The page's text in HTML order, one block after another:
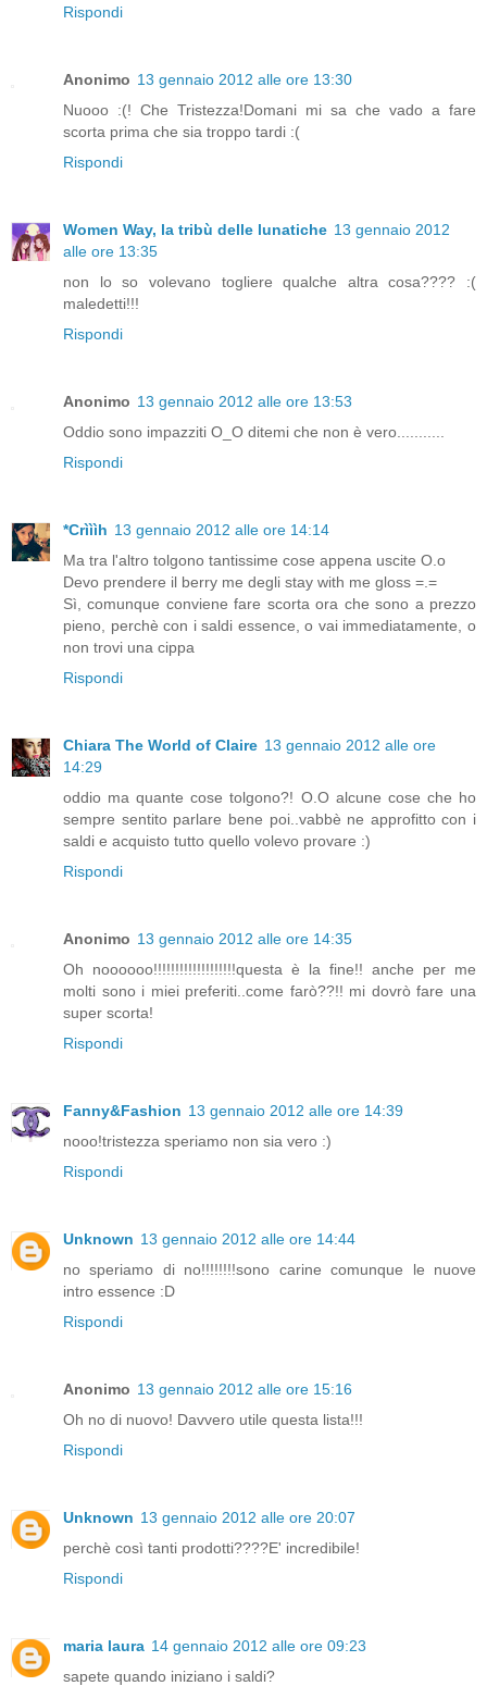
Rispondi
Anonimo 13 gennaio 2012 alle ore 13:30
Nuooo :(! Che Tristezza!Domani mi sa che vado a fare
scorta prima che sia troppo tardi :(
Rispondi
Women Way, la tribù delle lunatiche 13 gennaio 2012
alle ore 13:35
non lo so volevano togliere qualche altra cosa???? :(
maledetti!!!
Rispondi
Anonimo 13 gennaio 2012 alle ore 13:53
Oddio sono impazziti O_O ditemi che non è vero...........
Rispondi
*Crìììh 13 gennaio 2012 alle ore 14:14
Ma tra l'altro tolgono tantissime cose appena uscite O.o
Devo prendere il berry me degli stay with me gloss =.=
Sì, comunque conviene fare scorta ora che sono a prezzo
pieno, perchè con i saldi essence, o vai immediatamente, o
non trovi una cippa
Rispondi
Chiara The World of Claire 13 gennaio 2012 alle ore
14:29
oddio ma quante cose tolgono?! O.O alcune cose che ho
sempre sentito parlare bene poi..vabbè ne approfitto con i
saldi e acquisto tutto quello volevo provare :)
Rispondi
Anonimo 13 gennaio 2012 alle ore 14:35
Oh noooooo!!!!!!!!!!!!!!!!!!!questa è la fine!! anche per me
molti sono i miei preferiti..come farò??!! mi dovrò fare una
super scorta!
Rispondi
Fanny&Fashion 13 gennaio 2012 alle ore 14:39
nooo!tristezza speriamo non sia vero :)
Rispondi
Unknown 13 gennaio 2012 alle ore 14:44
no speriamo di no!!!!!!!!sono carine comunque le nuove
intro essence :D
Rispondi
Anonimo 13 gennaio 2012 alle ore 15:16
Oh no di nuovo! Davvero utile questa lista!!!
Rispondi
Unknown 13 gennaio 2012 alle ore 20:07
perchè così tanti prodotti????E' incredibile!
Rispondi
maria laura 14 gennaio 2012 alle ore 09:23
sapete quando iniziano i saldi?